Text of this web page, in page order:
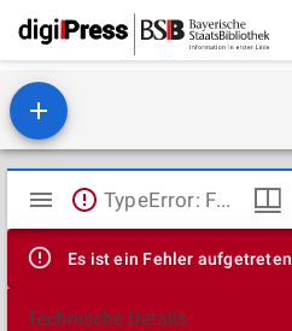
Mirador
Viewer
TypeError: Failed to fetch
Es ist ein Fehler aufgetreten
Technische Details